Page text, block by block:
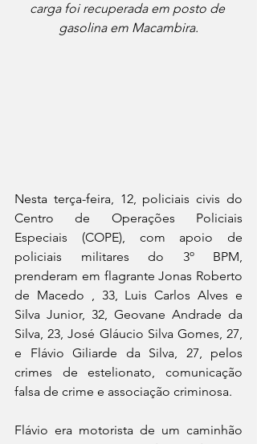
carga foi recuperada em posto de
gasolina em Macambira.
Nesta terça-feira, 12, policiais civis do
Centro de Operações Policiais
Especiais (COPE), com apoio de
policiais militares do 3º BPM,
prenderam em flagrante Jonas Roberto
de Macedo , 33, Luis Carlos Alves e
Silva Junior, 32, Geovane Andrade da
Silva, 23, José Gláucio Silva Gomes, 27,
e Flávio Giliarde da Silva, 27, pelos
crimes de estelionato, comunicação
falsa de crime e associação criminosa.
Flávio era motorista de um caminhão